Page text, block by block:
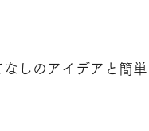
しのアイデアと簡